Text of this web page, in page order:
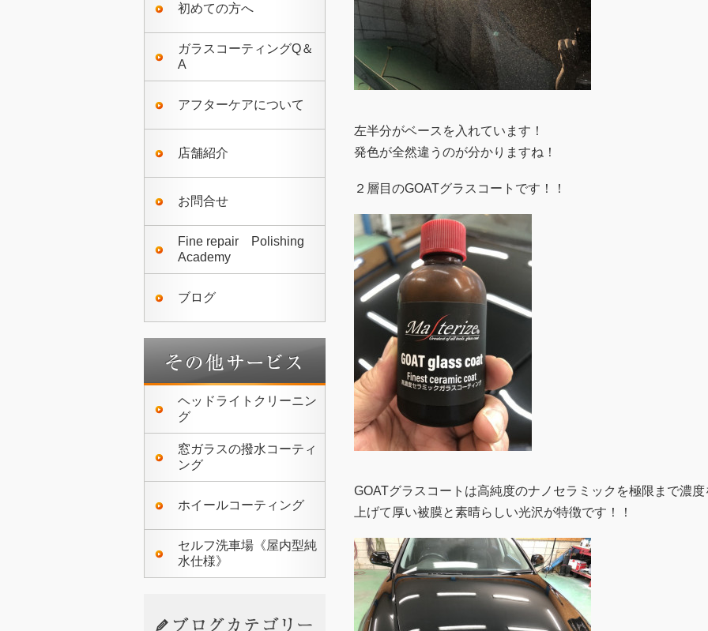
初めての方へ
ガラスコーティングQ＆
A
アフターケアについて
店舗紹介
お問合せ
Fine repair Polishing
Academy
ブログ
ヘッドライトクリーニン
グ
窓ガラスの撥水コーティ
ング
ホイールコーティング
セルフ洗車場《屋内型純
水仕様》
左半分がベースを入れています！
発色が全然違うのが分かりますね！
２層目のGOATグラスコートです！！
GOATグラスコートは高純度のナノセラミックを極限まで濃度
上げて厚い被膜と素晴らしい光沢が特徴です！！